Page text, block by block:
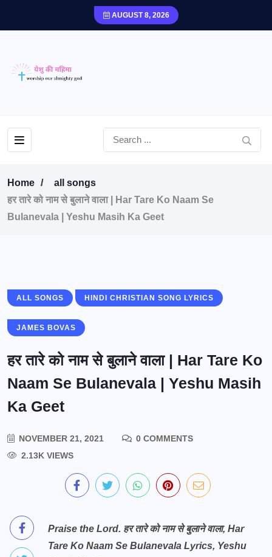
AUGUST 8, 2026
Home
all songs
हर तारे को नाम से बुलाने वाला | Har Tare Ko Naam Se
Bulanevala | Yeshu Masih Ka Geet
ALL SONGS HINDI CHRISTIAN SONG LYRICS
JAMES BOVAS
हर तारे को नाम से बुलाने वाला | Har Tare Ko
Naam Se Bulanevala | Yeshu Masih
Ka Geet
NOVEMBER 21, 2021
0 COMMENTS
2.13K VIEWS
Praise the Lord. हर तारे को नाम से बुलाने वाला, Har
Tare Ko Naam Se Bulanevala Lyrics, Yeshu